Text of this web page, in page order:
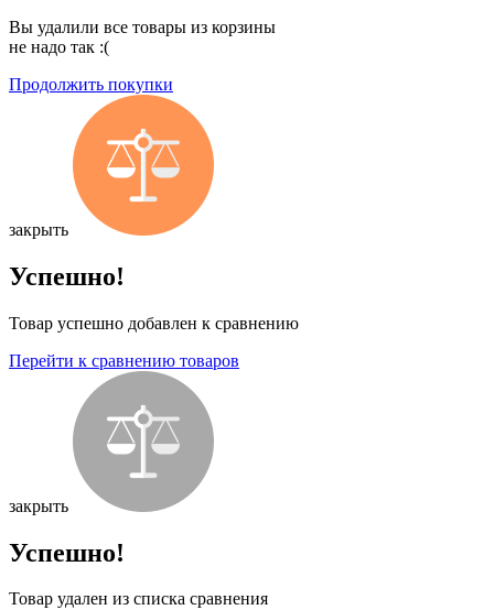
Вы удалили все товары из корзины
не надо так :(
Продолжить покупки
закрыть
Успешно!
Товар успешно добавлен к сравнению
Перейти к сравнению товаров
закрыть
Успешно!
Товар удален из списка сравнения